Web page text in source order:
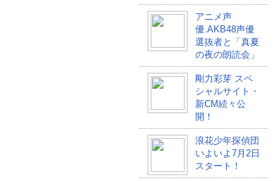
アニメ声
優.AKB48声優
選抜者と「真夏
の夜の朗読会」
剛力彩芽 スペ
シャルサイト・
新CM続々公
開！
浪花少年探偵団
いよいよ7月2日
スタート！